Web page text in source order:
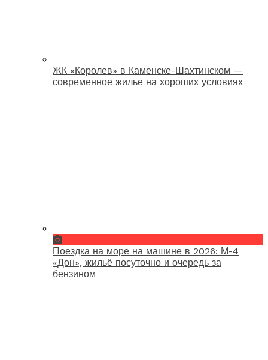
ЖК «Королев» в Каменске-Шахтинском —
современное жилье на хороших условиях
Поездка на море на машине в 2026: М-4
«Дон», жильё посуточно и очередь за
бензином